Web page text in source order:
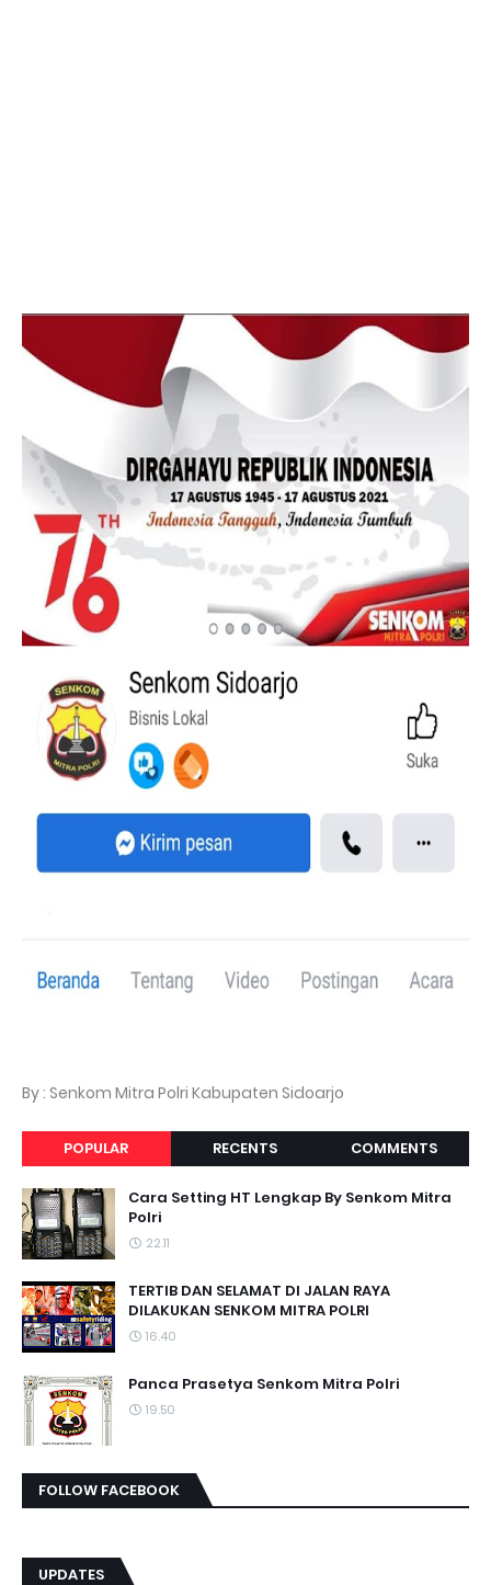
By : Senkom Mitra Polri Kabupaten Sidoarjo
POPULAR RECENTS COMMENTS
Cara Setting HT Lengkap By Senkom Mitra
Polri
22.11
TERTIB DAN SELAMAT DI JALAN RAYA
DILAKUKAN SENKOM MITRA POLRI
16.40
Panca Prasetya Senkom Mitra Polri
19.50
FOLLOW FACEBOOK
UPDATES